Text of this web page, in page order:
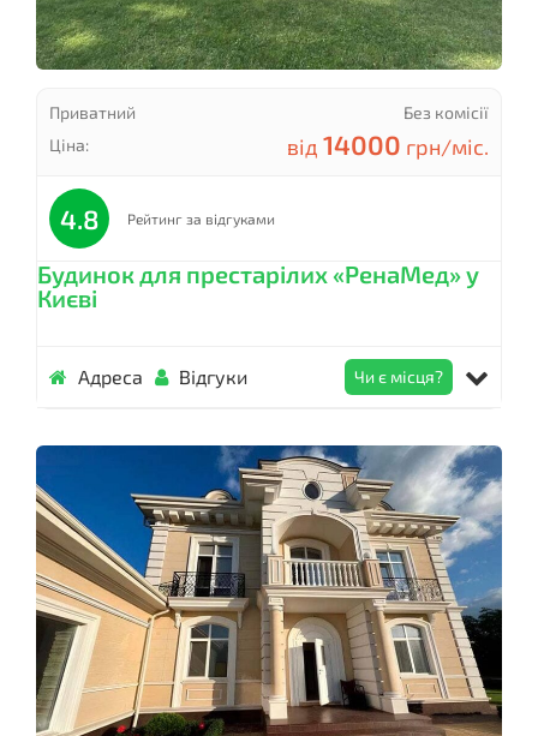
Приватний
Без комісії
Ціна:
від 14000 грн/міс.
4.8 Рейтинг за відгуками
Будинок для престарілих «РенаМед» у
Києві
Адреса Відгуки Чи є місця?